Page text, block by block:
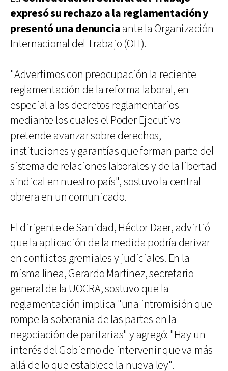
expresó su rechazo a la reglamentación y
presentó una denunciaante la Organización
Internacional del Trabajo (OIT).
"Advertimos con preocupación la reciente
reglamentación de la reforma laboral, en
especial a los decretos reglamentarios
mediante los cuales el Poder Ejecutivo
pretende avanzar sobre derechos,
instituciones y garantías que forman parte del
sistema de relaciones laborales y de la libertad
sindical en nuestro país", sostuvo la central
obrera en un comunicado.
El dirigente de Sanidad, Héctor Daer, advirtió
que la aplicación de la medida podría derivar
en conflictos gremiales y judiciales. En la
misma línea, Gerardo Martínez, secretario
general de la UOCRA, sostuvo que la
reglamentación implica "una intromisión que
rompe la soberanía de las partes en la
negociación de paritarias" y agregó: "Hay un
interés del Gobierno de intervenir que va más
allá de lo que establece la nueva ley".